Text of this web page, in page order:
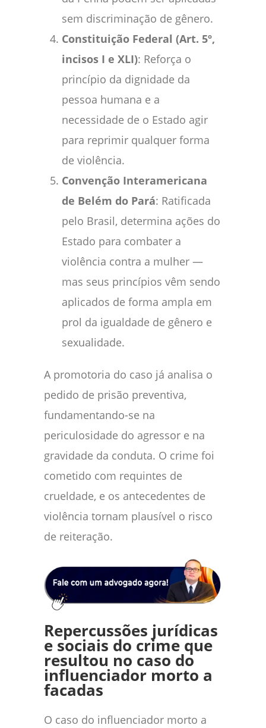
sem discriminação de gênero.
Constituição Federal (Art. 5º,
incisos I e XLI): Reforça o
princípio da dignidade da
pessoa humana e a
necessidade de o Estado agir
para reprimir qualquer forma
de violência.
Convenção Interamericana
de Belém do Pará: Ratificada
pelo Brasil, determina ações do
Estado para combater a
violência contra a mulher —
mas seus princípios vêm sendo
aplicados de forma ampla em
prol da igualdade de gênero e
sexualidade.
A promotoria do caso já analisa o
pedido de prisão preventiva,
fundamentando-se na
periculosidade do agressor e na
gravidade da conduta. O crime foi
cometido com requintes de
crueldade, e os antecedentes de
violência tornam plausível o risco
de reiteração.
Repercussões jurídicas
e sociais do crime que
resultou no caso do
influenciador morto a
facadas
O caso do influenciador morto a